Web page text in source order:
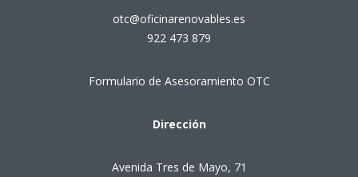
otc@oficinarenovables.es
922 473 879
Formulario de Asesoramiento OTC
Dirección
Avenida Tres de Mayo, 71